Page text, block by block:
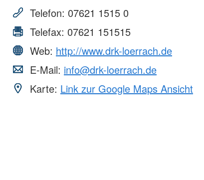
Telefon: 07621 1515 0
Telefax: 07621 151515
Web: http://www.drk-loerrach.de
E-Mail: info@drk-loerrach.de
Karte: Link zur Google Maps Ansicht